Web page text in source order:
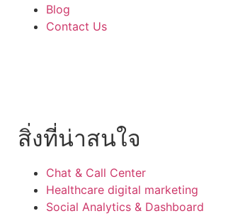
Blog
Contact Us
สิ่งที่น่าสนใจ
Chat & Call Center
Healthcare digital marketing
Social Analytics & Dashboard